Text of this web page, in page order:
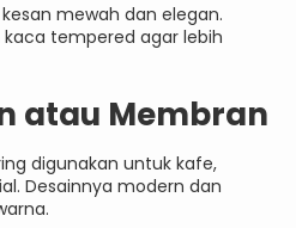
mewah dan elegan.
tempered agar lebih
atau Membran
digunakan untuk kafe,
Desainnya modern dan